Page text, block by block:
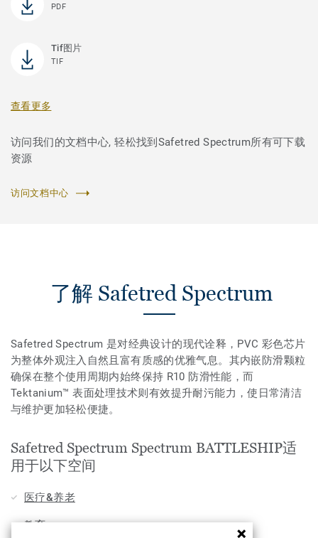
PDF
Tif图片
TIF
查看更多
访问我们的文档中心, 轻松找到Safetred Spectrum所有可下载
资源
访问文档中心
了解 Safetred Spectrum
Safetred Spectrum 是对经典设计的现代诠释，PVC 彩色芯片
为整体外观注入自然且富有质感的优雅气息。其内嵌防滑颗粒
确保在整个使用周期内始终保持 R10 防滑性能，而
Tektanium™ 表面处理技术则有效提升耐污能力，使日常清洁
与维护更加轻松便捷。
Safetred Spectrum Spectrum BATTLESHIP适
用于以下空间
医疗&养老
教育